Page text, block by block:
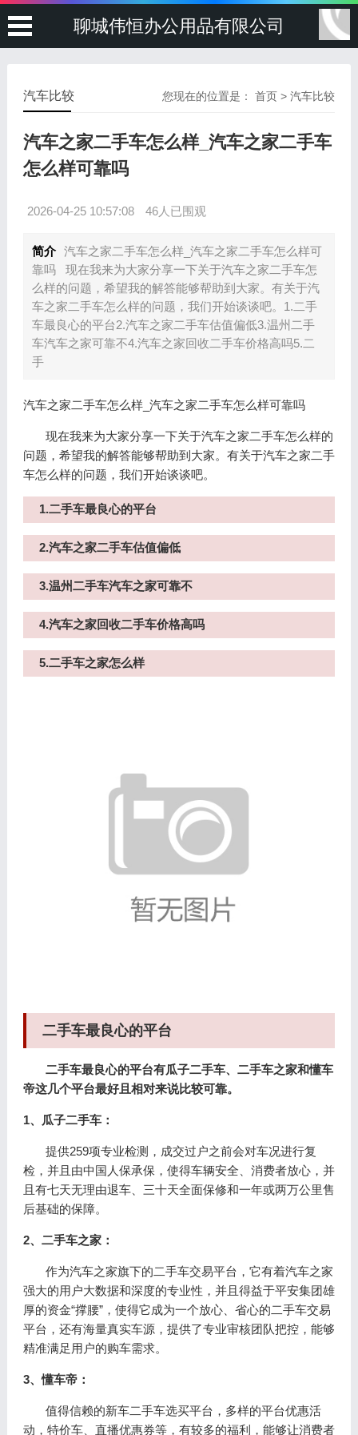
聊城伟恒办公用品有限公司
您现在的位置是：首页 >汽车比较
汽车比较
汽车之家二手车怎么样_汽车之家二手车
怎么样可靠吗
2026-04-25 10:57:08 46人已围观
简介 汽车之家二手车怎么样_汽车之家二手车怎么样可
靠吗 现在我来为大家分享一下关于汽车之家二手车怎
么样的问题，希望我的解答能够帮助到大家。有关于汽
车之家二手车怎么样的问题，我们开始谈谈吧。1.二手
车最良心的平台2.汽车之家二手车估值偏低3.温州二手
车汽车之家可靠不4.汽车之家回收二手车价格高吗5.二
手
汽车之家二手车怎么样_汽车之家二手车怎么样可靠吗
现在我来为大家分享一下关于汽车之家二手车怎么样的
问题，希望我的解答能够帮助到大家。有关于汽车之家二手
车怎么样的问题，我们开始谈谈吧。
1.二手车最良心的平台
2.汽车之家二手车估值偏低
3.温州二手车汽车之家可靠不
4.汽车之家回收二手车价格高吗
5.二手车之家怎么样
二手车最良心的平台
二手车最良心的平台有瓜子二手车、二手车之家和懂车
帝这几个平台最好且相对来说比较可靠。
1、瓜子二手车：
提供259项专业检测，成交过户之前会对车况进行复
检，并且由中国人保承保，使得车辆安全、消费者放心，并
且有七天无理由退车、三十天全面保修和一年或两万公里售
后基础的保障。
2、二手车之家：
作为汽车之家旗下的二手车交易平台，它有着汽车之家
强大的用户大数据和深度的专业性，并且得益于平安集团雄
厚的资金“撑腰”，使得它成为一个放心、省心的二手车交易
平台，还有海量真实车源，提供了专业审核团队把控，能够
精准满足用户的购车需求。
3、懂车帝：
值得信赖的新车二手车选买平台，多样的平台优惠活
动，特价车、直播优惠券等，有较多的福利，能够让消费者